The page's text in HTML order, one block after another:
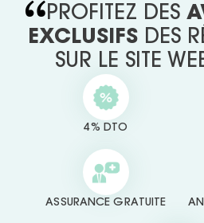
PROFITEZ DES
EXCLUSIFS DES
SUR LE SITE
4% DTO
ASSURANCE GRATUITE